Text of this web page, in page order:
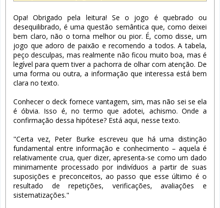
Opa! Obrigado pela leitura! Se o jogo é quebrado ou
desequilibrado, é uma questão semântica que, como deixei
bem claro, não o torna melhor ou pior. É, como disse, um
jogo que adoro de paixão e recomendo a todos. A tabela,
peço desculpas, mas realmente não ficou muito boa, mas é
legível para quem tiver a pachorra de olhar com atenção. De
uma forma ou outra, a informação que interessa está bem
clara no texto.
Conhecer o deck fornece vantagem, sim, mas não sei se ela
é óbvia. Isso é, no termo que adotei, achismo. Onde a
confirmação dessa hipótese? Está aqui, nesse texto.
"Certa vez, Peter Burke escreveu que há uma distinção
fundamental entre informação e conhecimento – aquela é
relativamente crua, quer dizer, apresenta-se como um dado
minimamente processado por indivíduos a partir de suas
suposições e preconceitos, ao passo que esse último é o
resultado de repetições, verificações, avaliações e
sistematizações."